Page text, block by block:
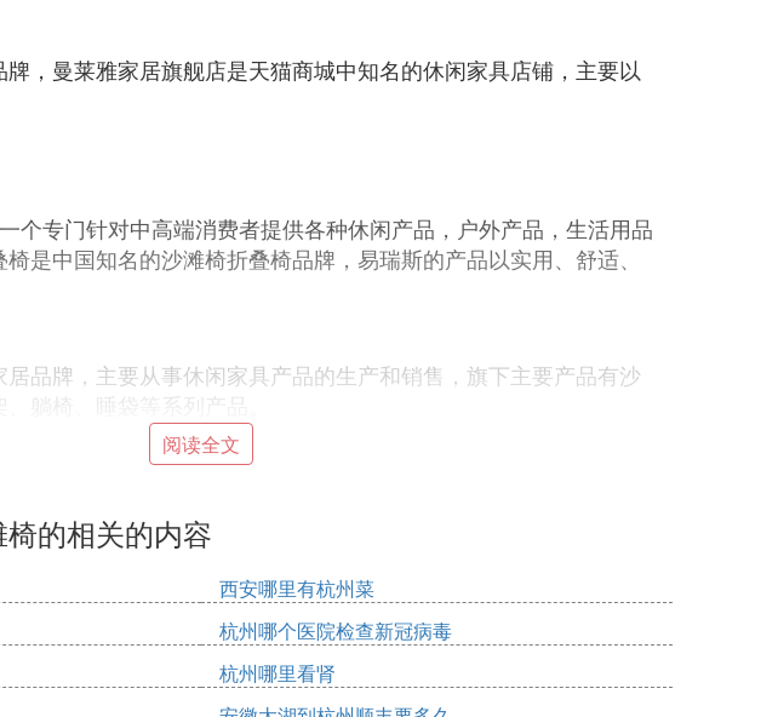
，曼莱雅家居旗舰店是天猫商城中知名的休闲家具店铺，主要以
个专门针对中高端消费者提供各种休闲产品，户外产品，生活用品
是中国知名的沙滩椅折叠椅品牌，易瑞斯的产品以实用、舒适、
品牌，主要从事休闲家具产品的生产和销售，旗下主要产品有沙
躺椅、睡袋等系列产品。
、帐篷、折叠椅等产品的生产和销售服务。
滩椅折叠椅的十大品牌排名。现在的沙滩椅折叠椅事很多人能都
可见，沙滩上少了沙滩椅就少了很多乐趣了。沙滩椅折叠椅的使
在选购沙滩椅折叠椅时，一定要慎重，选择沙滩椅折叠椅的品牌
椅折叠椅才会好，小编为大家介绍的这十大排名的沙滩椅折叠椅
阅读全文
的相关的内容
西安哪里有杭州菜
杭州哪个医院检查新冠病毒
杭州哪里看肾